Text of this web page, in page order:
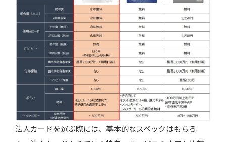
法人カードを選ぶ際には、基本的なスペックはもちろ